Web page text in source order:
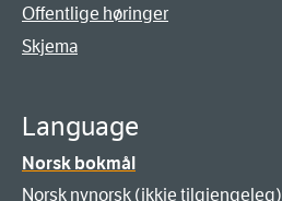
Offentlige høringer
Skjema
Language
Norsk bokmål
Norsk nynorsk (ikkje tilgjengeleg)